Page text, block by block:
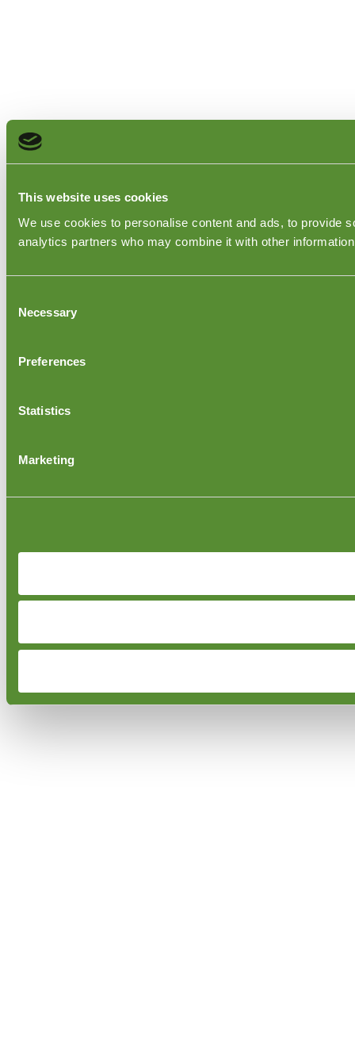
This website uses cookies
We use cookies to personalise content and ads, to provide
analytics partners who may combine it with other
Selection
Necessary
Preferences
Statistics
Marketing